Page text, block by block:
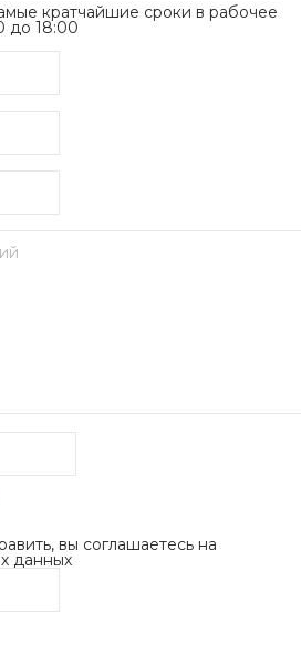
кратчайшие сроки в рабочее
до 18:00
вы соглашаетесь на
данных